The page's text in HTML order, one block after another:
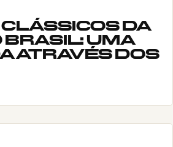
DA
BRASIL: UMA
ATRAVÉS DOS